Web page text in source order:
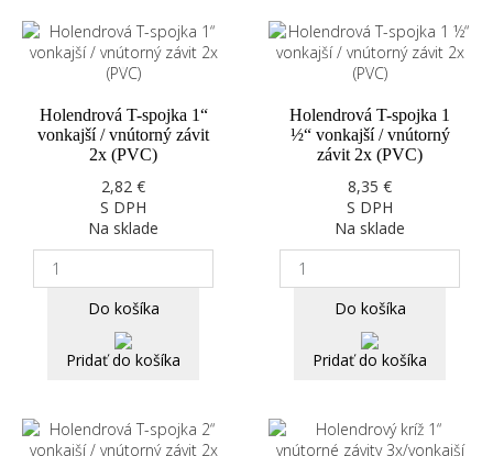
Holendrová T-spojka 1“
vonkajší / vnútorný závit
2x (PVC)
2,82 €
S DPH
Na sklade
Do košíka
Pridať do košíka
Holendrová T-spojka 1
½“ vonkajší / vnútorný
závit 2x (PVC)
8,35 €
S DPH
Na sklade
Do košíka
Pridať do košíka